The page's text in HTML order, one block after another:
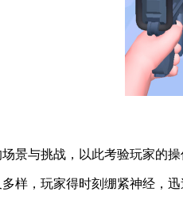
景与挑战，以此考验玩家的操
样，玩家得时刻绷紧神经，迅